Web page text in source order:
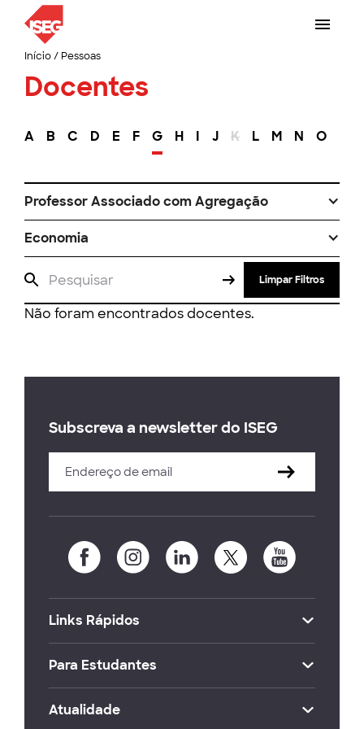
Início/ Pessoas
Docentes
A B C D E F G H I J K L M N O
Professor Associado com Agregação
Economia
Limpar Filtros
Não foram encontrados docentes.
Subscreva a newsletter do ISEG
Links Rápidos
Para Estudantes
Atualidade